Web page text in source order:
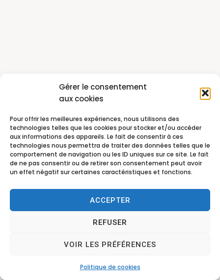
Gérer le consentement
aux cookies
Pour offrir les meilleures expériences, nous utilisons des
technologies telles que les cookies pour stocker et/ou accéder
aux informations des appareils. Le fait de consentir à ces
technologies nous permettra de traiter des données telles que le
comportement de navigation ou les ID uniques sur ce site. Le fait
de ne pas consentir ou de retirer son consentement peut avoir
un effet négatif sur certaines caractéristiques et fonctions.
ACCEPTER
REFUSER
VOIR LES PRÉFÉRENCES
Politique de cookies